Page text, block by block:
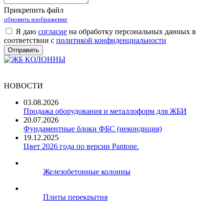
Прикрепить файл
обновить изображение
Я даю согласие на обработку персональных данных в
соответствии с политикой конфиденциальности
НОВОСТИ
03.08.2026
Продажа оборудования и металлоформ для ЖБИ
20.07.2026
Фундаментные блоки ФБС (некондиция)
19.12.2025
Цвет 2026 года по версии Pantone.
Железобетонные колонны
Плиты перекрытия